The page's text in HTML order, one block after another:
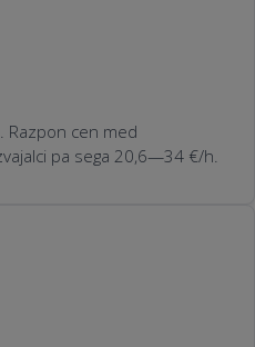
Razpon cen med
pa sega 20,6—34 €/h.